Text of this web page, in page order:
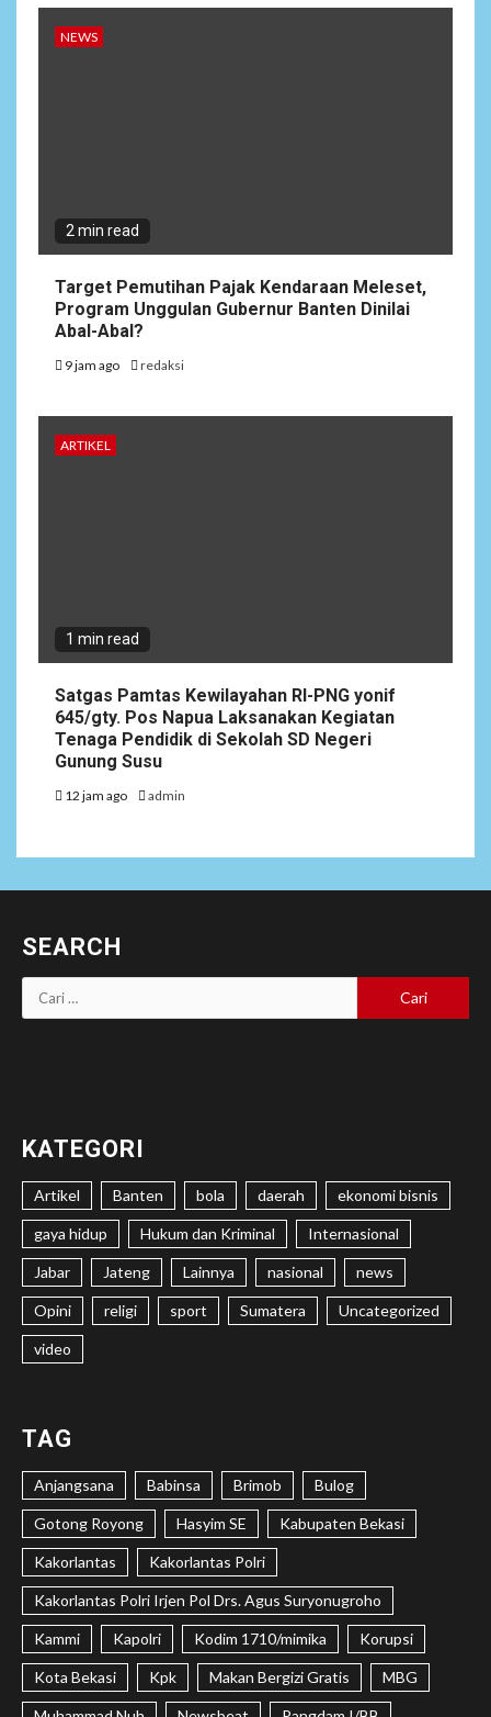
NEWS
2 min read
Target Pemutihan Pajak Kendaraan Meleset,
Program Unggulan Gubernur Banten Dinilai
Abal-Abal?
9 jam ago redaksi
ARTIKEL
1 min read
Satgas Pamtas Kewilayahan RI-PNG yonif
645/gty. Pos Napua Laksanakan Kegiatan
Tenaga Pendidik di Sekolah SD Negeri
Gunung Susu
12 jam ago admin
SEARCH
Cari
untuk:
KATEGORI
Artikel Banten bola daerah ekonomi bisnis
gaya hidup Hukum dan Kriminal Internasional
Jabar Jateng Lainnya nasional news
Opini religi sport Sumatera Uncategorized
video
TAG
Anjangsana Babinsa Brimob Bulog
Gotong Royong Hasyim SE Kabupaten Bekasi
Kakorlantas Kakorlantas Polri
Kakorlantas Polri Irjen Pol Drs. Agus Suryonugroho
Kammi Kapolri Kodim 1710/mimika Korupsi
Kota Bekasi Kpk Makan Bergizi Gratis MBG